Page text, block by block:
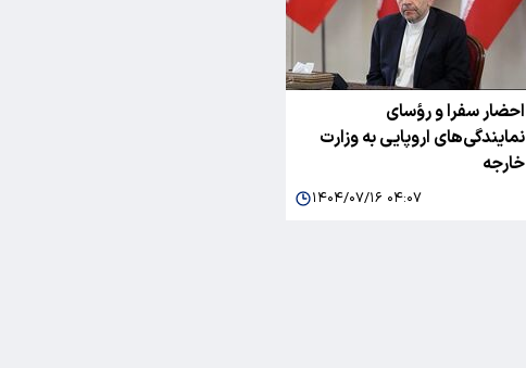
احضار سفرا و رؤسای
نمایندگی‌های اروپایی به وزارت
خارجه
۱۴۰۴/۰۷/۱۶ ۰۴:۰۷